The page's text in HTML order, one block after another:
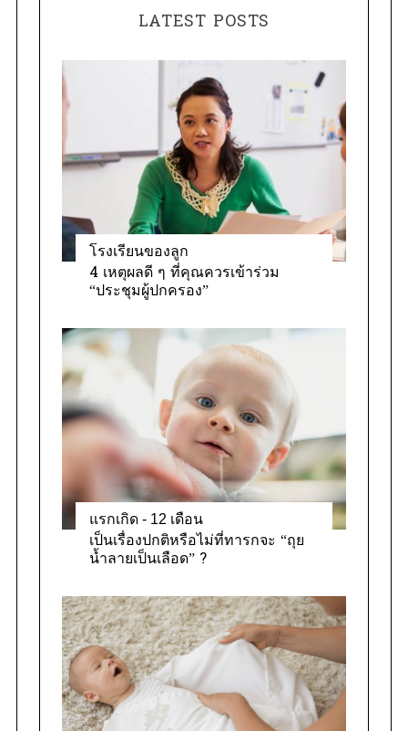
o
r
i
e
s
LATEST POSTS
โรงเรียนของลูก
4 เหตุผลดี ๆ ที่คุณควรเข้าร่วม
“ประชุมผู้ปกครอง”
แรกเกิด - 12 เดือน
เป็นเรื่องปกติหรือไม่ที่ทารกจะ “ถุย
น้ำลายเป็นเลือด” ?